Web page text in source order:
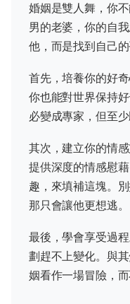
婚姻是雙人舞，你
男的老婆，你的自
他，而是找到自己的
首先，培養你的好
你也能對世界保持
必變成專家，但至少
其次，建立你的情
提供深度的情感慰
趣，來填補這塊。
那只會讓他更想逃。
最後，學會享受過
劃趕不上變化。與
姻看作一場冒險，而